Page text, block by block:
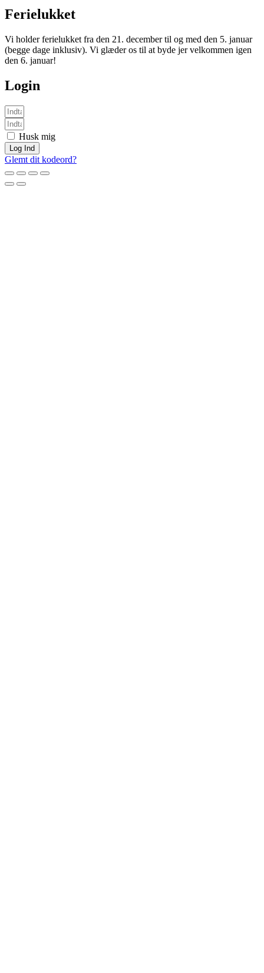
Ferielukket
Vi holder ferielukket fra den 21. december til og med den 5. januar
(begge dage inklusiv). Vi glæder os til at byde jer velkommen igen
den 6. januar!
Login
Husk mig
Log Ind
Glemt dit kodeord?